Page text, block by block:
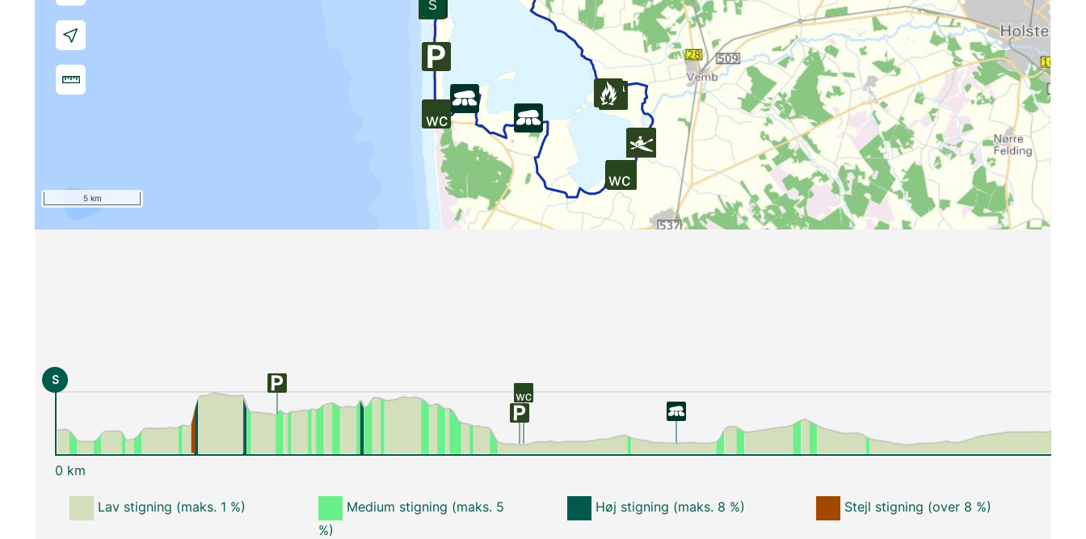
5 km
S
0 km
Lav stigning (maks. 1 %)
Medium stigning (maks. 5
%)
Høj stigning (maks. 8 %) Stejl stigning (over 8 %)